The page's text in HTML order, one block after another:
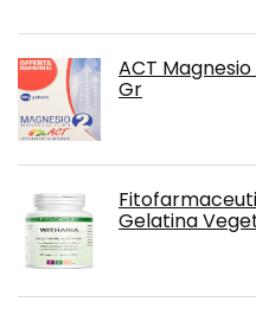
ACT
Gr
Gelatina